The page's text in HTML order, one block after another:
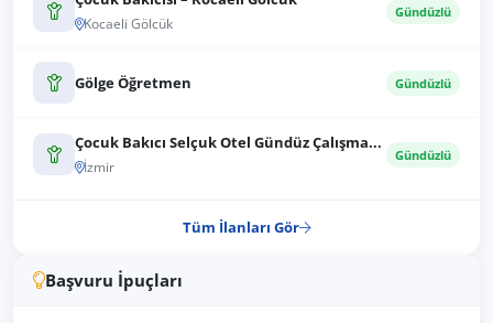
Kocaeli Gölcük
Gündüzlü
Gölge Öğretmen Gündüzlü
Çocuk Bakıcı Selçuk Otel Gündüz Çalışma...
İzmir
Gündüzlü
Tüm İlanları Gör
Başvuru İpuçları